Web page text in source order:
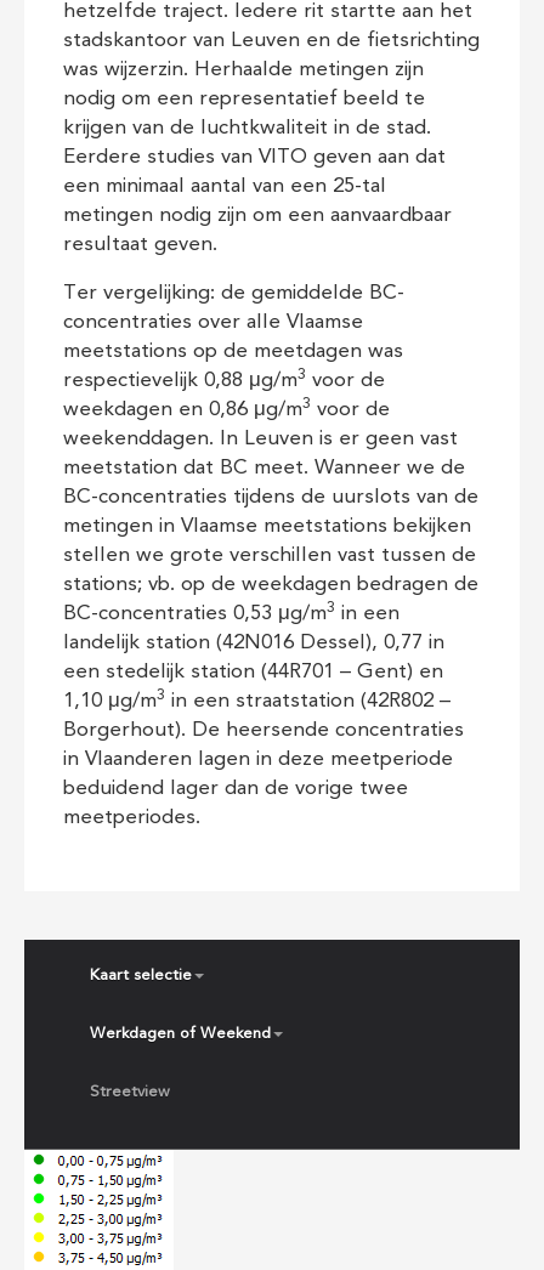
hetzelfde traject. Iedere rit startte aan het
stadskantoor van Leuven en de fietsrichting
was wijzerzin. Herhaalde metingen zijn
nodig om een representatief beeld te
krijgen van de luchtkwaliteit in de stad.
Eerdere studies van VITO geven aan dat
een minimaal aantal van een 25-tal
metingen nodig zijn om een aanvaardbaar
resultaat geven.
Ter vergelijking: de gemiddelde BC-
concentraties over alle Vlaamse
meetstations op de meetdagen was
respectievelijk 0,88 μg/m3 voor de
weekdagen en 0,86 μg/m3 voor de
weekenddagen. In Leuven is er geen vast
meetstation dat BC meet. Wanneer we de
BC-concentraties tijdens de uurslots van de
metingen in Vlaamse meetstations bekijken
stellen we grote verschillen vast tussen de
stations; vb. op de weekdagen bedragen de
BC-concentraties 0,53 μg/m3 in een
landelijk station (42N016 Dessel), 0,77 in
een stedelijk station (44R701 – Gent) en
1,10 μg/m3 in een straatstation (42R802 –
Borgerhout). De heersende concentraties
in Vlaanderen lagen in deze meetperiode
beduidend lager dan de vorige twee
meetperiodes.
Kaart selectie
Werkdagen of Weekend
Streetview
+
−